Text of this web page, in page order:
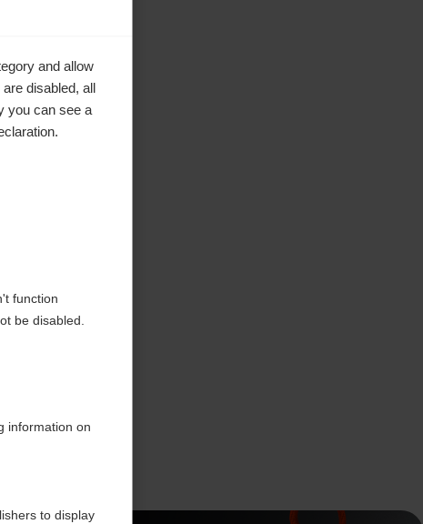
and allow
disabled, all
you can see a
function
be disabled.
information on
to display